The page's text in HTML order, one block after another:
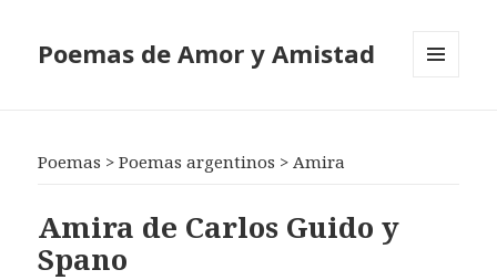
Poemas de Amor y Amistad
Poemas >Poemas argentinos >Amira
Amira de Carlos Guido y
Spano